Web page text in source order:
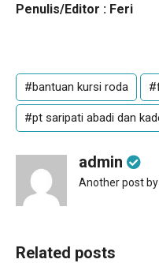
Penulis/Editor : Feri
#bantuan kursi roda
#pt saripati abadi dan
admin
Another post
Related posts